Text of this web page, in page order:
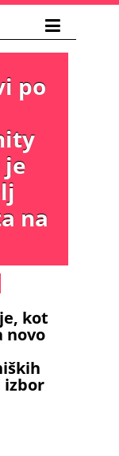
po
je
na
kot
novo
izbor